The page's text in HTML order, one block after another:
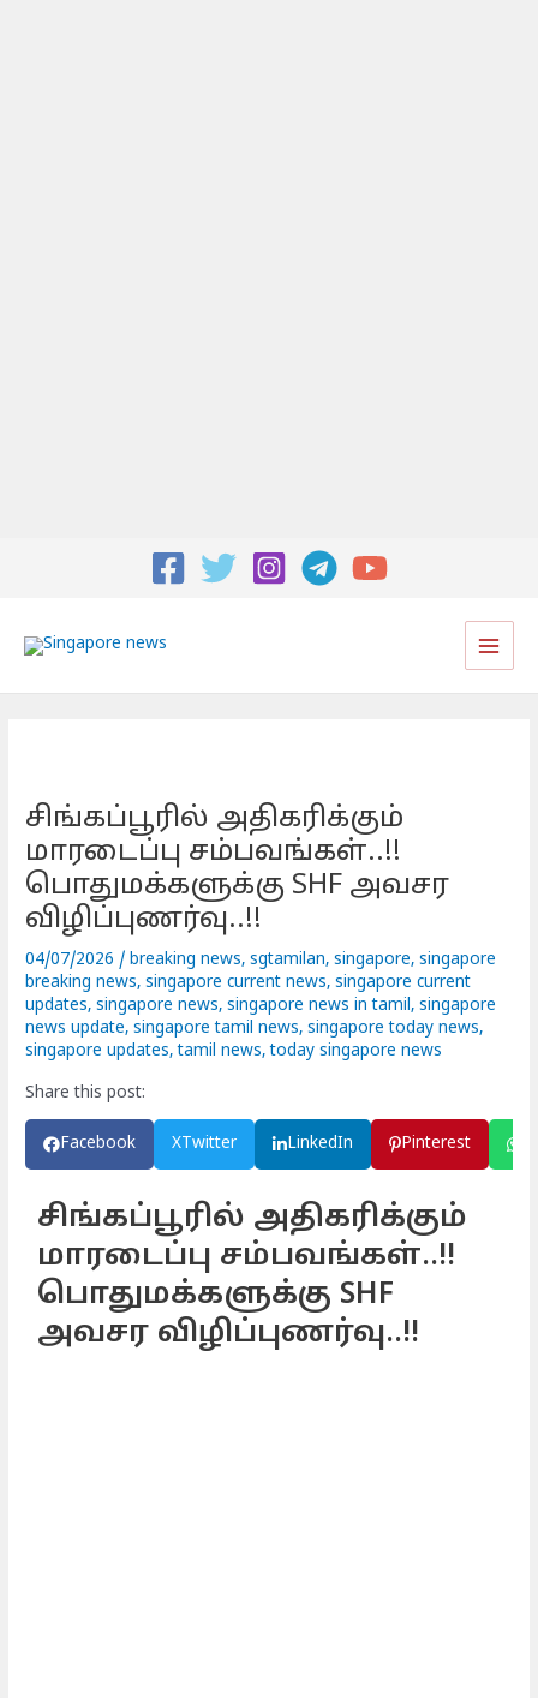
Main
சிங்கப்பூரில் அதிகரிக்கும்
மாரடைப்பு சம்பவங்கள்..!!
பொதுமக்களுக்கு SHF அவசர
விழிப்புணர்வு..!!
04/07/2026 /breaking news,sgtamilan,singapore,singapore
breaking news,singapore current news,singapore current
updates,singapore news,singapore news in tamil,singapore
news update,singapore tamil news,singapore today news,
singapore updates,tamil news,today singapore news
Share this post:
Facebook XTwitter LinkedIn Pinterest
சிங்கப்பூரில் அதிகரிக்கும்
மாரடைப்பு சம்பவங்கள்..!!
பொதுமக்களுக்கு SHF
அவசர விழிப்புணர்வு..!!